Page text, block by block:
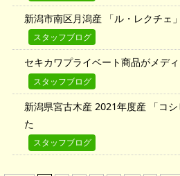
新潟市南区月潟産 「ル・レクチェ
スタッフブログ
セキカワプライベート商品がメデ
スタッフブログ
新潟県宮古木産 2021年度産 「コ
た
スタッフブログ